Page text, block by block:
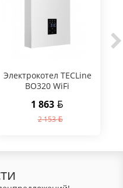
Электрокотел TECLine
BO320 WiFi
1 863
2 153